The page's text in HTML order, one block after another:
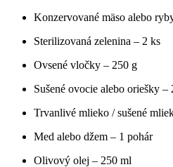
Konzervované mäso alebo
Sterilizovaná zelenina – 2 ks
Ovsené vločky – 250 g
Sušené ovocie alebo oriešky –
Trvanlivé mlieko / sušené
Med alebo džem – 1 pohár
Olivový olej – 250 ml